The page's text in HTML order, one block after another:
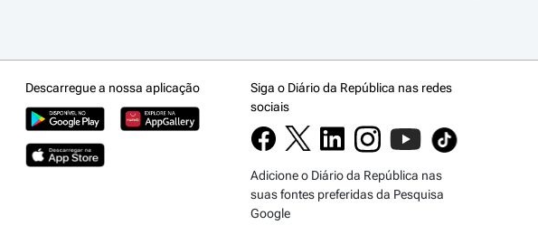
Descarregue a nossa aplicação
Siga o Diário da República nas redes
sociais
Adicione o Diário da República nas
suas fontes preferidas da Pesquisa
Google